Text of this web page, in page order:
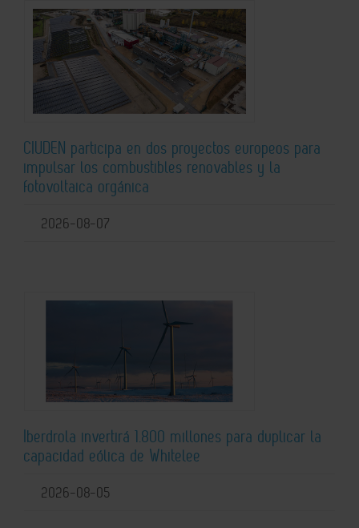
CIUDEN participa en dos proyectos europeos para
impulsar los combustibles renovables y la
fotovoltaica orgánica
2026-08-07
Iberdrola invertirá 1.800 millones para duplicar la
capacidad eólica de Whitelee
2026-08-05